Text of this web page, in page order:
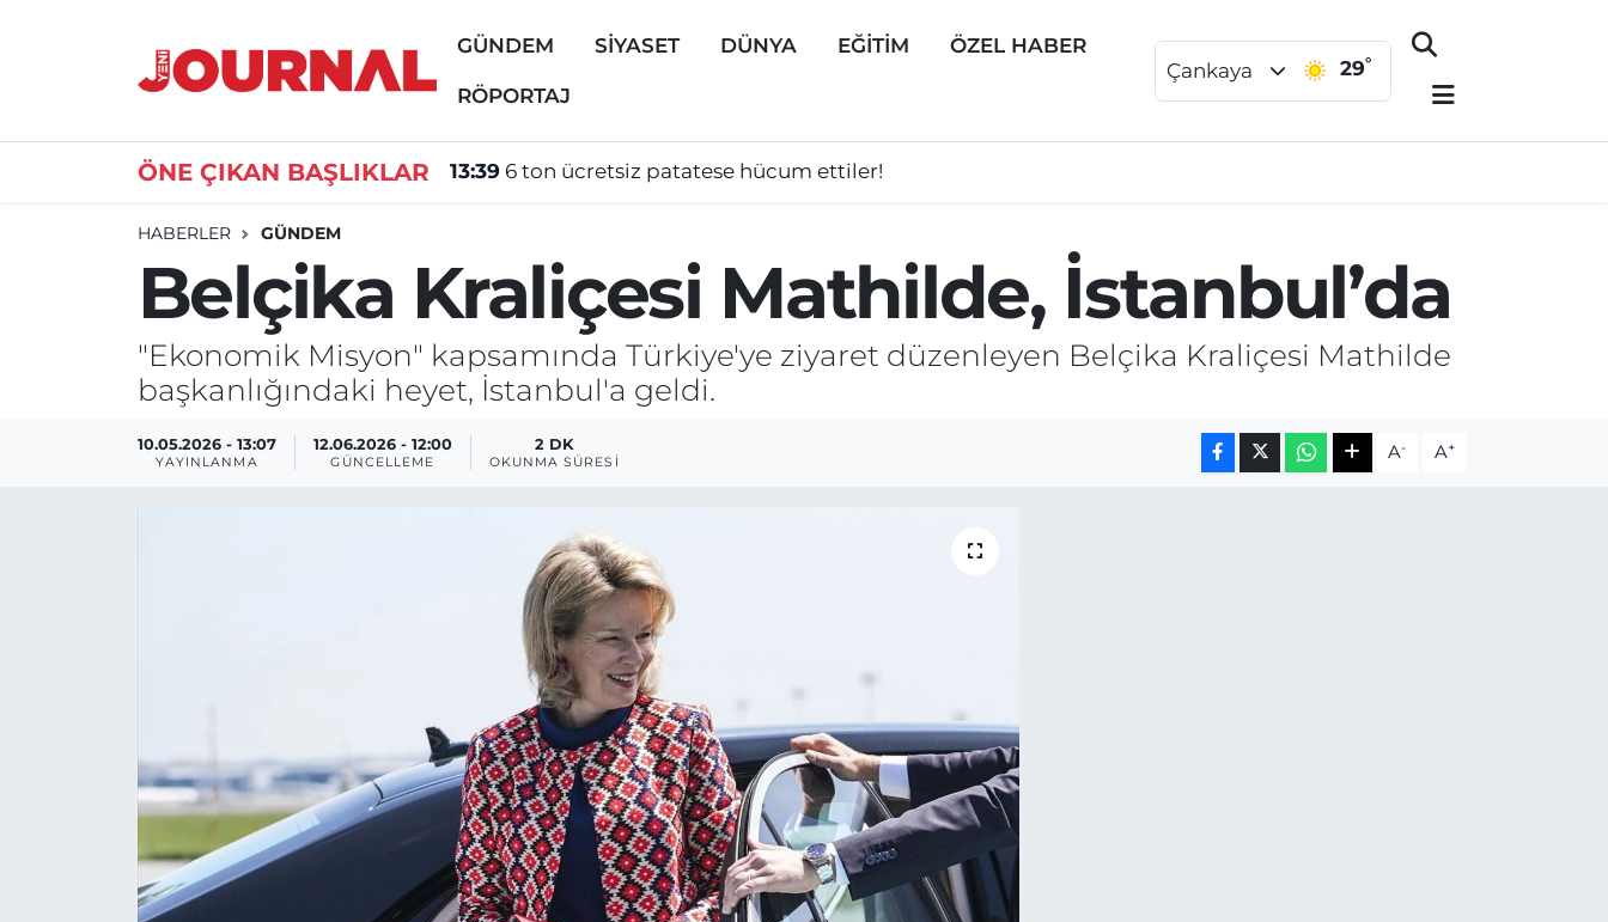
GÜNDEM SİYASET DÜNYA EĞİTİM ÖZEL HABER
RÖPORTAJ
Çankaya 29°
ÖNE ÇIKAN BAŞLIKLAR 13:39 6 ton ücretsiz patatese hücum ettiler!
HABERLER GÜNDEM
Belçika Kraliçesi Mathilde, İstanbul’da
"Ekonomik Misyon" kapsamında Türkiye'ye ziyaret düzenleyen Belçika Kraliçesi Mathilde
başkanlığındaki heyet, İstanbul'a geldi.
10.05.2026 - 13:07
YAYINLANMA
12.06.2026 - 12:00
GÜNCELLEME
2 DK
OKUNMA SÜRESI A- A+
GÜNDEM
DÜNYA
ÖZEL HABER
Nöbetçi Eczaneler
Süper Lig Puan Durumu ve Fikstür
Son Dakika Haberleri
Haber Arşivi